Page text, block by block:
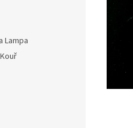
Lampa